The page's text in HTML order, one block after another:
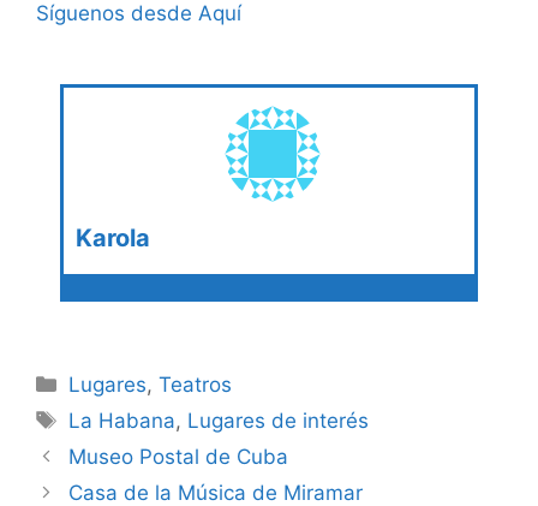
Síguenos desde Aquí
Karola
Categories
Lugares,Teatros
Tags
La Habana, Lugares de interés
Museo Postal de Cuba
Casa de la Música de Miramar